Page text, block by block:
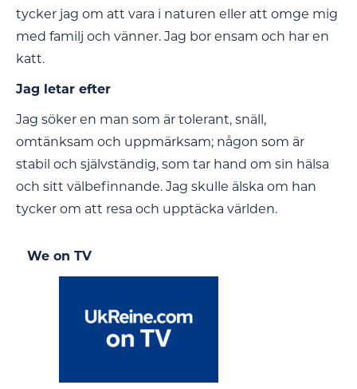
tycker jag om att vara i naturen eller att omge mig
med familj och vänner. Jag bor ensam och har en
katt.
Jag letar efter
Jag söker en man som är tolerant, snäll,
omtänksam och uppmärksam; någon som är
stabil och självständig, som tar hand om sin hälsa
och sitt välbefinnande. Jag skulle älska om han
tycker om att resa och upptäcka världen.
We on TV